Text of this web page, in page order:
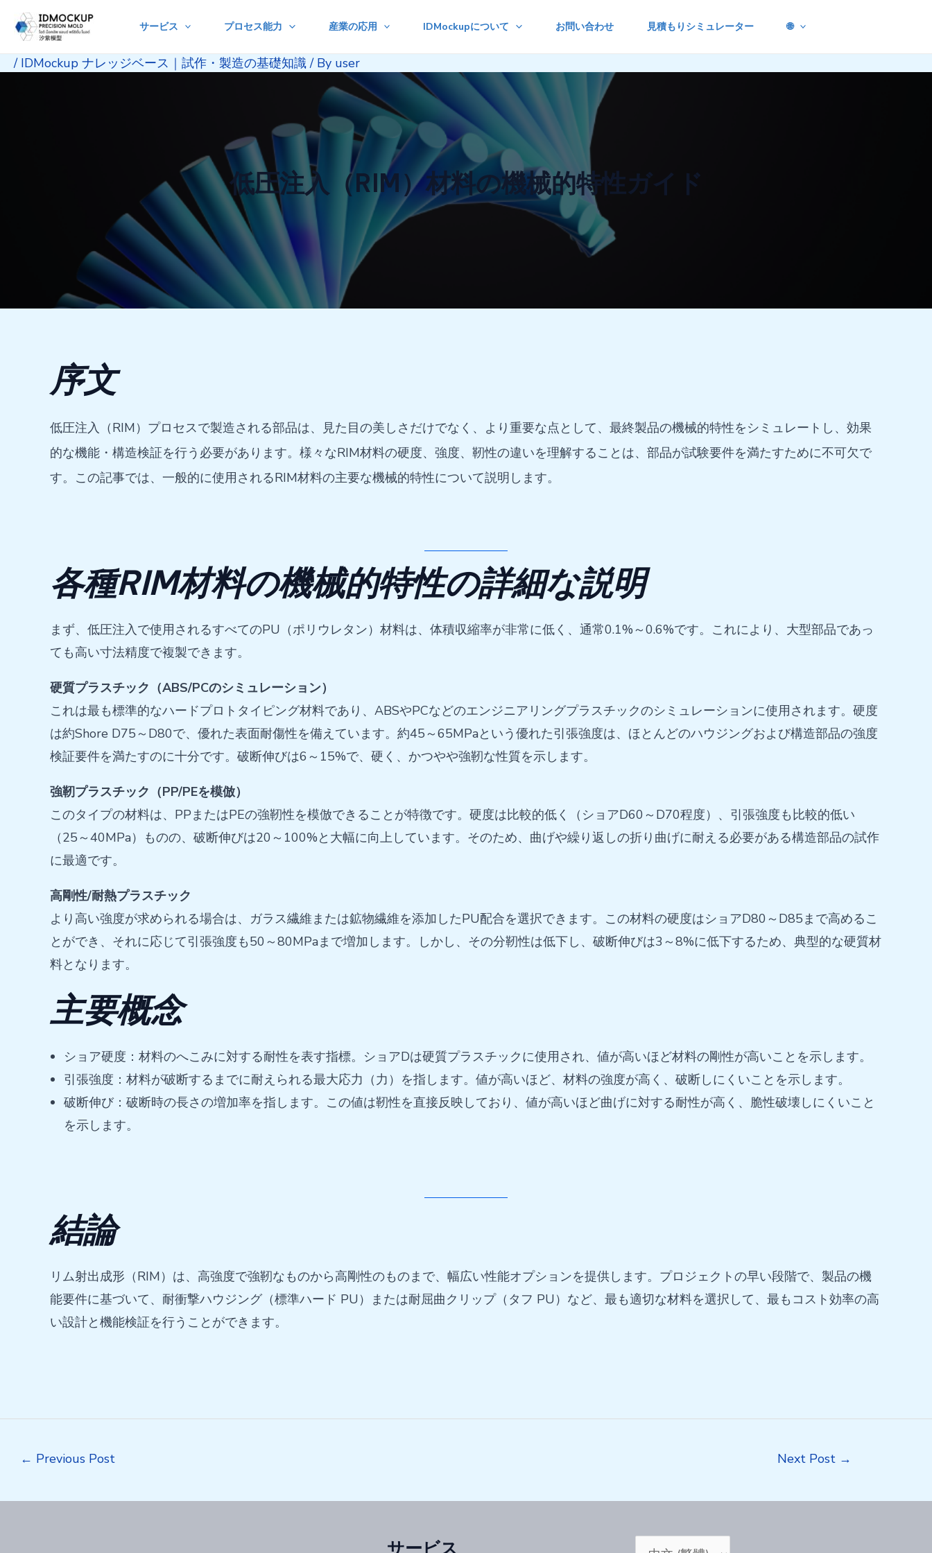
Skip
content
サービス プロセス能力 産業の応用 IDMockupについて お問い合わせ 見積もりシミュレーター 🌐
/ IDMockup ナレッジベース｜試作・製造の基礎知識/ By user
低圧注入（RIM）材料の機械的特性ガイド
序文
低圧注入（RIM）プロセスで製造される部品は、見た目の美しさだけでなく、より重要な点として、最終製品の機械的特性をシミュレートし、効果
的な機能・構造検証を行う必要があります。様々なRIM材料の硬度、強度、靭性の違いを理解することは、部品が試験要件を満たすために不可欠で
す。この記事では、一般的に使用されるRIM材料の主要な機械的特性について説明します。
各種RIM材料の機械的特性の詳細な説明
まず、低圧注入で使用されるすべてのPU（ポリウレタン）材料は、体積収縮率が非常に低く、通常0.1%～0.6%です。これにより、大型部品であっ
ても高い寸法精度で複製できます。
硬質プラスチック（ABS/PCのシミュレーション）
これは最も標準的なハードプロトタイピング材料であり、ABSやPCなどのエンジニアリングプラスチックのシミュレーションに使用されます。硬度
は約Shore D75～D80で、優れた表面耐傷性を備えています。約45～65MPaという優れた引張強度は、ほとんどのハウジングおよび構造部品の強度
検証要件を満たすのに十分です。破断伸びは6～15%で、硬く、かつやや強靭な性質を示します。
強靭プラスチック（PP/PEを模倣）
このタイプの材料は、PPまたはPEの強靭性を模倣できることが特徴です。硬度は比較的低く（ショアD60～D70程度）、引張強度も比較的低い
（25～40MPa）ものの、破断伸びは20～100%と大幅に向上しています。そのため、曲げや繰り返しの折り曲げに耐える必要がある構造部品の試作
に最適です。
高剛性/耐熱プラスチック
より高い強度が求められる場合は、ガラス繊維または鉱物繊維を添加したPU配合を選択できます。この材料の硬度はショアD80～D85まで高めるこ
とができ、それに応じて引張強度も50～80MPaまで増加します。しかし、その分靭性は低下し、破断伸びは3～8%に低下するため、典型的な硬質材
料となります。
主要概念
ショア硬度：材料のへこみに対する耐性を表す指標。ショアDは硬質プラスチックに使用され、値が高いほど材料の剛性が高いことを示します。
引張強度：材料が破断するまでに耐えられる最大応力（力）を指します。値が高いほど、材料の強度が高く、破断しにくいことを示します。
破断伸び：破断時の長さの増加率を指します。この値は靭性を直接反映しており、値が高いほど曲げに対する耐性が高く、脆性破壊しにくいこと
を示します。
結論
リム射出成形（RIM）は、高強度で強靭なものから高剛性のものまで、幅広い性能オプションを提供します。プロジェクトの早い段階で、製品の機
能要件に基づいて、耐衝撃ハウジング（標準ハード PU）または耐屈曲クリップ（タフ PU）など、最も適切な材料を選択して、最もコスト効率の高
い設計と機能検証を行うことができます。
← Previous Post Next Post →
サービス Choose